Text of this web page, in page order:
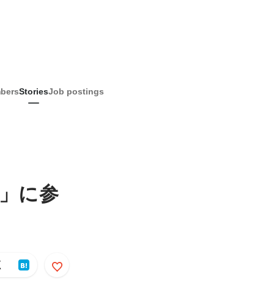
StoriesJob postings
に参